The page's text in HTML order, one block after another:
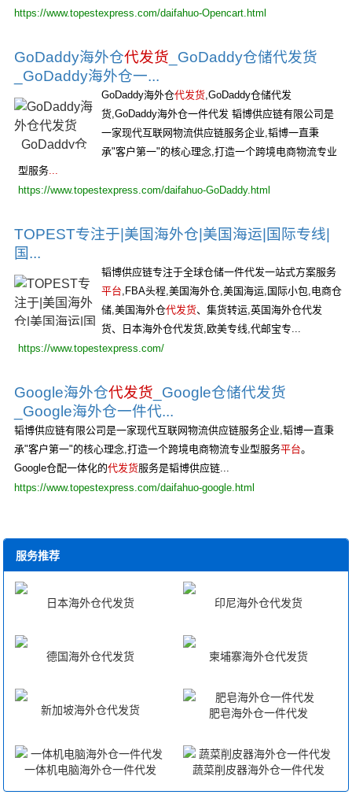
https://www.topestexpress.com/daifahuo-Opencart.html
GoDaddy海外仓代发货 _GoDaddy仓储代发货
_GoDaddy海外仓一...
GoDaddy海外仓代发货,GoDaddy仓储代发
货,GoDaddy海外仓一件代发 韬博供应链有限公司是
一家现代互联网物流供应链服务企业,韬博一直秉
承"客户第一"的核心理念,打造一个跨境电商物流专业
型服务...
https://www.topestexpress.com/daifahuo-GoDaddy.html
TOPEST专注于|美国海外仓|美国海运|国际专线|
国...
韬博供应链专注于全球仓储一件代发一站式方案服务
平台,FBA头程,美国海外仓,美国海运,国际小包,电商仓
储,美国海外仓代发货、集货转运,英国海外仓代发
货、日本海外仓代发货,欧美专线,代邮宝专...
https://www.topestexpress.com/
Google海外仓代发货 _Google仓储代发货
_Google海外仓一件代...
韬博供应链有限公司是一家现代互联网物流供应链服务企业,韬博一直秉
承"客户第一"的核心理念,打造一个跨境电商物流专业型服务平台。
Google仓配一体化的代发货服务是韬博供应链...
https://www.topestexpress.com/daifahuo-google.html
服务推荐
日本海外仓代发货 印尼海外仓代发货
德国海外仓代发货 柬埔寨海外仓代发货
新加坡海外仓代发货 肥皂海外仓一件代发
一体机电脑海外仓一件代发 蔬菜削皮器海外仓一件代发